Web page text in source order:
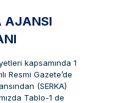
AJANSI
kapsamında 1
Resmi Gazete’de
(SERKA)
Tablo-1 de